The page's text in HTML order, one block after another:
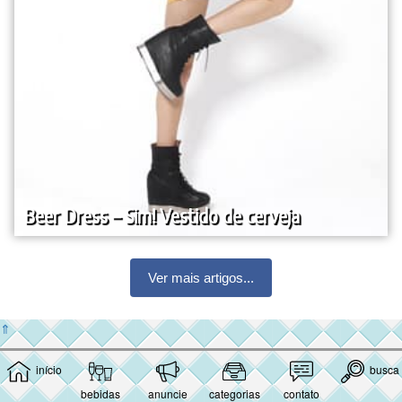
início
bebidas
anuncie categorias contato
busca
Beer Dress – Sim! Vestido de cerveja
Ver mais artigos...
⇑